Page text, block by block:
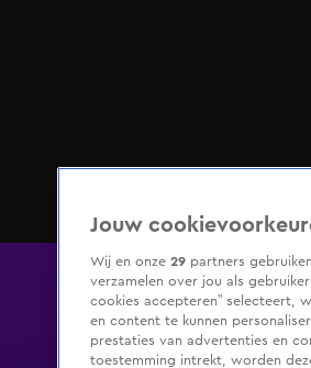
Jouw
Wij en onze 29 partners
verzamelen over jou als
cookies accepteren” selecteert,
en content te kunnen
prestaties van advertenties en
toestemming intrekt, worden